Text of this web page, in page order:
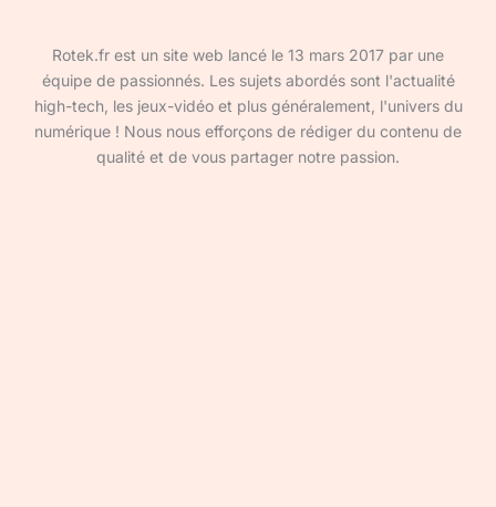
Rotek.fr est un site web lancé le 13 mars 2017 par une
équipe de passionnés. Les sujets abordés sont l'actualité
high-tech, les jeux-vidéo et plus généralement, l'univers du
numérique ! Nous nous efforçons de rédiger du contenu de
qualité et de vous partager notre passion.